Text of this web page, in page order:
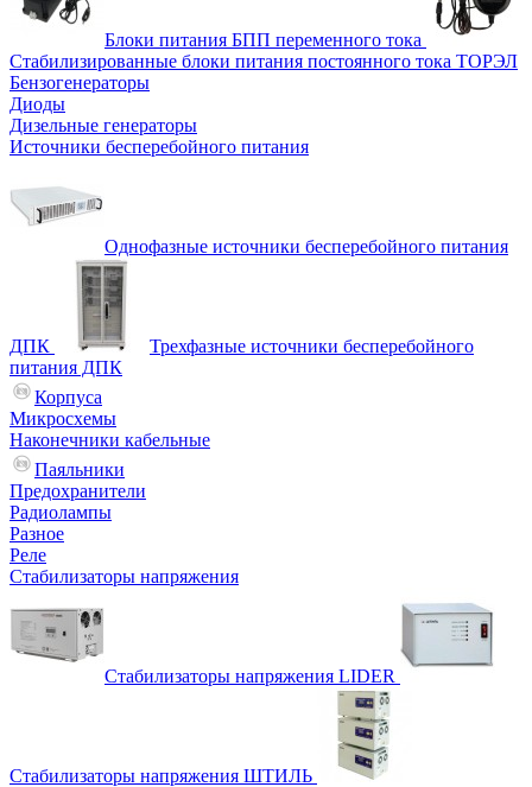
Блоки питания БПП переменного тока
Стабилизированные блоки питания постоянного тока ТОРЭЛ
Бензогенераторы
Диоды
Дизельные генераторы
Источники бесперебойного питания
Однофазные источники бесперебойного питания
ДПК
Трехфазные источники бесперебойного
питания ДПК
Корпуса
Микросхемы
Наконечники кабельные
Паяльники
Предохранители
Радиолампы
Разное
Реле
Стабилизаторы напряжения
Стабилизаторы напряжения LIDER
Стабилизаторы напряжения ШТИЛЬ